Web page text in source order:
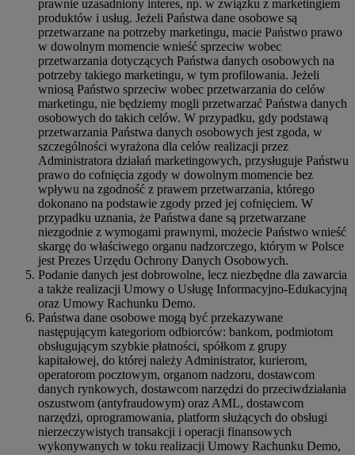
prawnie uzasadniony interes, np. w związku z marketingiem
produktów i usług. Jeżeli Państwa dane osobowe są
przetwarzane na potrzeby marketingu, macie Państwo prawo
w dowolnym momencie wnieść sprzeciw wobec
przetwarzania dotyczących Państwa danych osobowych na
potrzeby takiego marketingu, w tym profilowania. Jeżeli
wniosą Państwo sprzeciw wobec przetwarzania do celów
marketingu, nie będziemy mogli przetwarzać Państwa danych
osobowych do takich celów. W przypadku, gdy podstawą
przetwarzania Państwa danych osobowych jest zgoda, w
szczególności wyrażona dla celów realizacji przez
Administratora działań marketingowych, przysługuje Państwu
prawo do cofnięcia zgody w dowolnym momencie bez
wpływu na zgodność z prawem przetwarzania, którego
dokonano na podstawie zgody przed jej cofnięciem. W
przypadku uznania, że Państwa dane są przetwarzane
niezgodnie z wymogami prawnymi, możecie Państwo wnieść
skargę do właściwego organu nadzorczego, którym w Polsce
jest Prezes Urzędu Ochrony Danych Osobowych.
Podanie danych jest dobrowolne, lecz niezbędne dla zawarcia
a także realizacji Umowy o Usługę Informacyjno-Edukacyjną
oraz Umowy Rachunku Demo.
Państwa dane osobowe mogą być przekazywane
następującym kategoriom odbiorców: bankom, podmiotom
obsługującym szybkie płatności, spółkom z grupy
kapitałowej, do której należy Administrator, kurierom,
operatorom pocztowym, organom nadzoru, dostawcom
danych rynkowych, dostawcom narzędzi do przeciwdziałania
oszustwom (antyfraudowym) oraz AML, dostawcom
narzędzi, oprogramowania, platform służących do obsługi
nierzeczywistych transakcji i operacji finansowych
wykonywanych w toku realizacji Umowy Rachunku Demo,